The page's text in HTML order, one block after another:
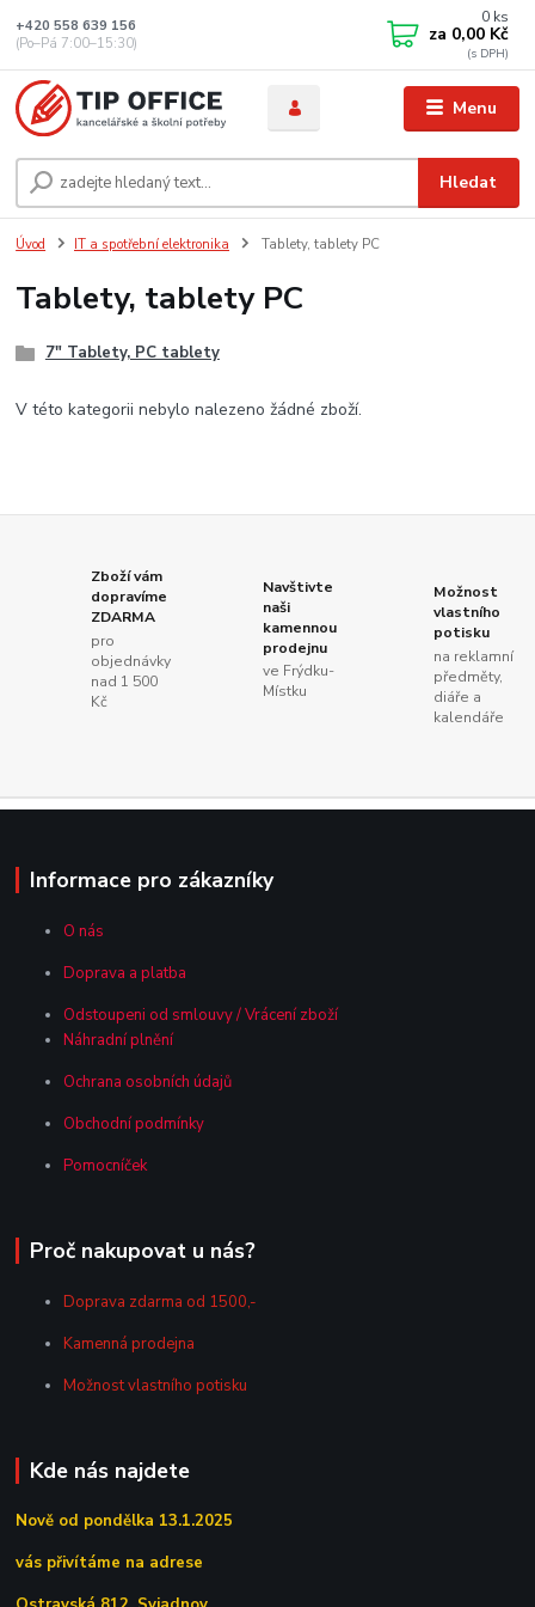
Menu
Hledat
+420 558 639 156
(Po–Pá 7:00–15:30)
0 ks
za 0,00 Kč
Úvod IT a spotřební elektronika Tablety, tablety PC
Tablety, tablety PC
7" Tablety, PC tablety
V této kategorii nebylo nalezeno žádné zboží.
Zboží vám
dopravíme
ZDARMA
pro
objednávky
nad 1 500
Kč
Navštivte
naši
kamennou
prodejnu
ve Frýdku-
Místku
Možnost
vlastního
potisku
na reklamní
předměty,
diáře a
kalendáře
Informace pro zákazníky
O nás
Doprava a platba
Odstoupeni od smlouvy / Vrácení zboží
Náhradní plnění
Ochrana osobních údajů
Obchodní podmínky
Pomocníček
Proč nakupovat u nás?
Doprava zdarma od 1500,-
Kamenná prodejna
Možnost vlastního potisku
Kde nás najdete
Nově od pondělka 13.1.2025
vás přivítáme na adrese